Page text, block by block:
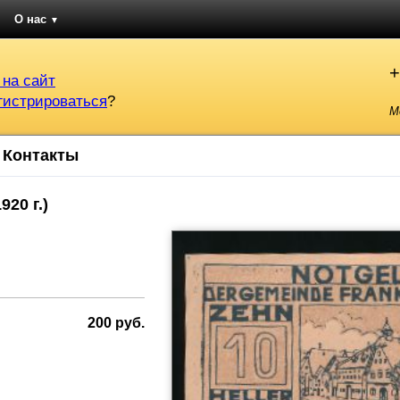
О нас ▼
сайт
?
Контакты
г.)
200 руб.